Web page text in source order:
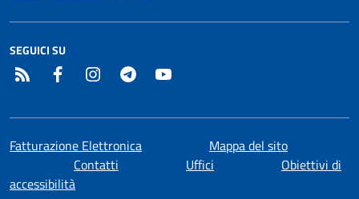
SEGUICI SU
RSS Facebook InstagramTelegram
Fatturazione Elettronica
Mappa del sito
Contatti
Uffici
Obiettivi di
accessibilità